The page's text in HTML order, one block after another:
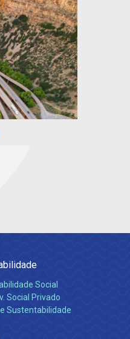
Social
Social Privado
Sustentabilidade